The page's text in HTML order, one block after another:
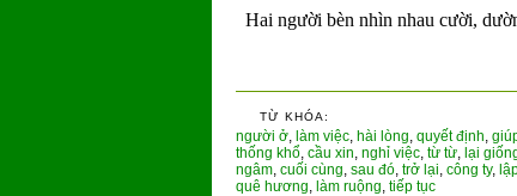
Hai người bèn nhìn nhau cười,
TỪ KHÓA:
người ở, làm việc, hài lòng, quyết định,
thống khổ, cầu xin, nghỉ việc, từ từ, lại
ngâm, cuối cùng, sau đó, trở lại, công ty,
quê hương, làm ruộng, tiếp tục